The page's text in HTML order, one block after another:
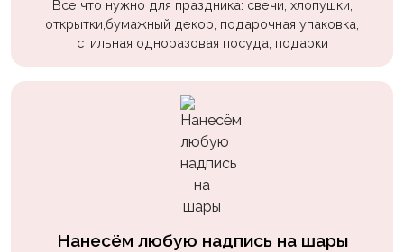
Все что нужно для праздника: свечи, хлопушки,
открытки,бумажный декор, подарочная упаковка,
стильная одноразовая посуда, подарки
Нанесём любую надпись на шары